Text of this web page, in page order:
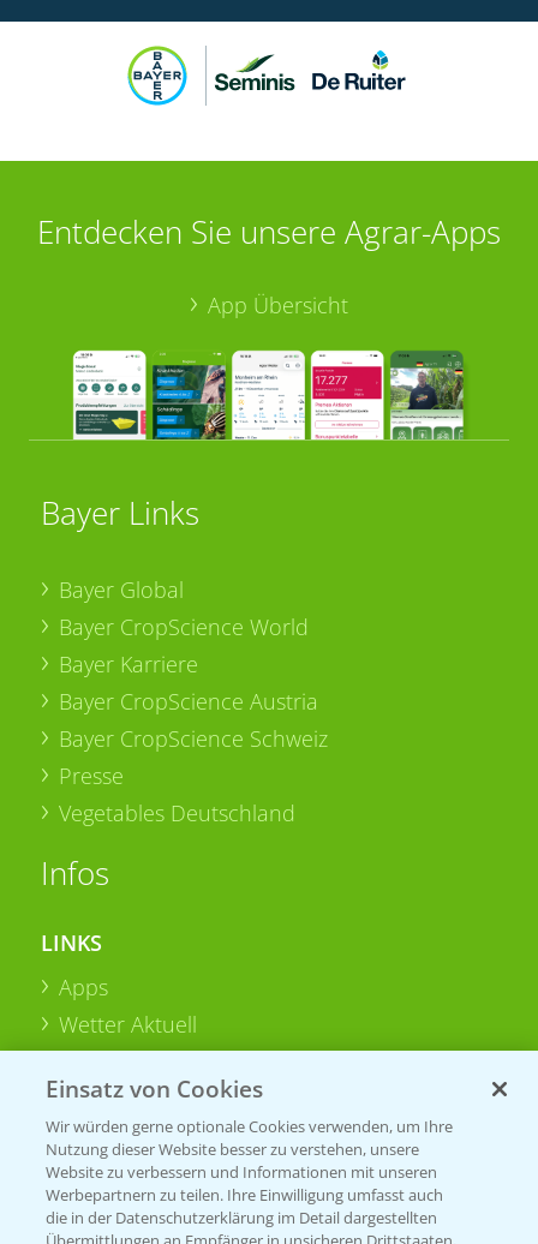
Entdecken Sie unsere Agrar-Apps
App Übersicht
Bayer Links
Bayer Global
Bayer CropScience World
Bayer Karriere
Bayer CropScience Austria
Bayer CropScience Schweiz
Presse
Vegetables Deutschland
Infos
LINKS
Apps
Wetter Aktuell
BROSCHÜREN
Ackerbau
Saatgut
Sonderkulturen
Einsatz von Cookies
Wir würden gerne optionale Cookies verwenden, um Ihre
Nutzung dieser Website besser zu verstehen, unsere
Website zu verbessern und Informationen mit unseren
Werbepartnern zu teilen. Ihre Einwilligung umfasst auch
die in der Datenschutzerklärung im Detail dargestellten